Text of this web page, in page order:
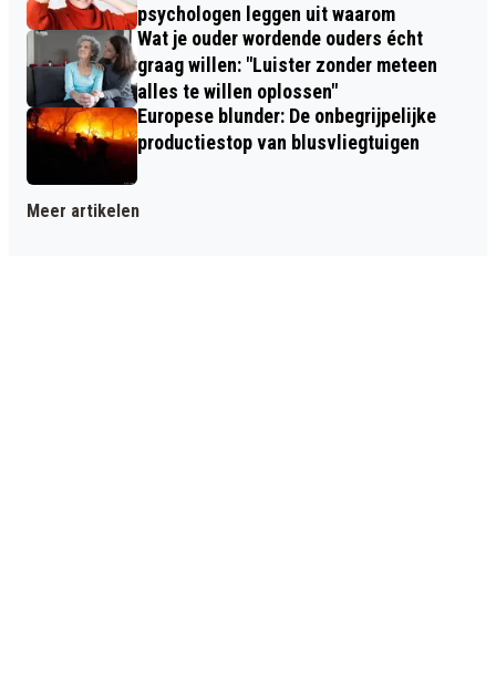
psychologen leggen uit waarom
Wat je ouder wordende ouders écht
graag willen: "Luister zonder meteen
alles te willen oplossen"
Europese blunder: De onbegrijpelijke
productiestop van blusvliegtuigen
Meer artikelen